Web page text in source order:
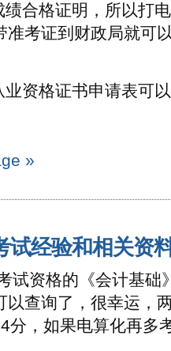
合格证明，所以打
准考证到财政局就可
资格证书申请表可
»
试经验和相关资
资格的《会计基础
以查询了，很幸运，
分，如果电算化再多